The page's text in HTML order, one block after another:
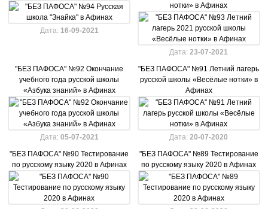
Дата: 16-09-2021
нотки» в Афинах
Дата:23-07-2021
"БЕЗ ПАФОСА" №92 Окончание
учебного года русской школы
«Азбука знаний» в Афинах
Дата: 05-07-2021
"БЕЗ ПАФОСА" №91 Летний лагерь
русской школы «Весёлые нотки» в
Афинах
Дата:20-07-2020
"БЕЗ ПАФОСА" №90 Тестирование
по русскому языку 2020 в Афинах
"БЕЗ ПАФОСА" №89 Тестирование
по русскому языку 2020 в Афинах